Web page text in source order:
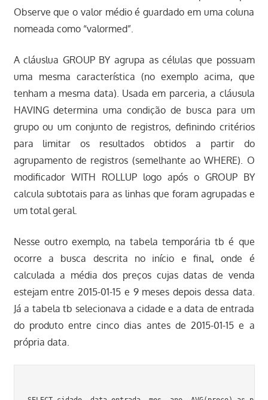
Observe que o valor médio é guardado em uma coluna
nomeada como “valormed”.
A cláuslua GROUP BY agrupa as células que possuam
uma mesma característica (no exemplo acima, que
tenham a mesma data). Usada em parceria, a cláusula
HAVING determina uma condição de busca para um
grupo ou um conjunto de registros, definindo critérios
para limitar os resultados obtidos a partir do
agrupamento de registros (semelhante ao WHERE). O
modificador WITH ROLLUP logo após o GROUP BY
calcula subtotais para as linhas que foram agrupadas e
um total geral.
Nesse outro exemplo, na tabela temporária tb é que
ocorre a busca descrita no início e final, onde é
calculada a média dos preços cujas datas de venda
estejam entre 2015-01-15 e 9 meses depois dessa data.
Já a tabela tb selecionava a cidade e a data de entrada
do produto entre cinco dias antes de 2015-01-15 e a
própria data.